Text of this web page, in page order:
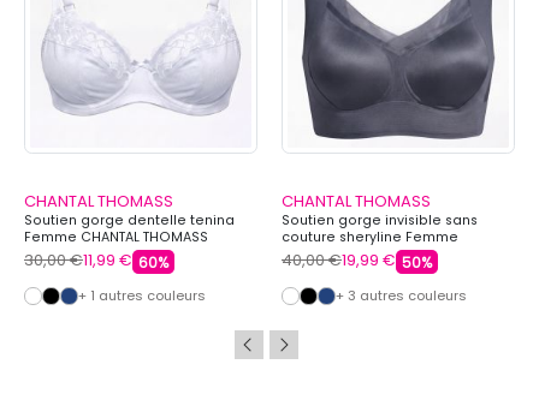
CHANTAL THOMASS
Soutien gorge dentelle tenina
Femme CHANTAL THOMASS
30,00 €11,99 € 60%
+ 1 autres couleurs
CHANTAL THOMASS
Soutien gorge invisible sans
couture sheryline Femme
CHANTAL THOMASS
40,00 €19,99 € 50%
+ 3 autres couleurs